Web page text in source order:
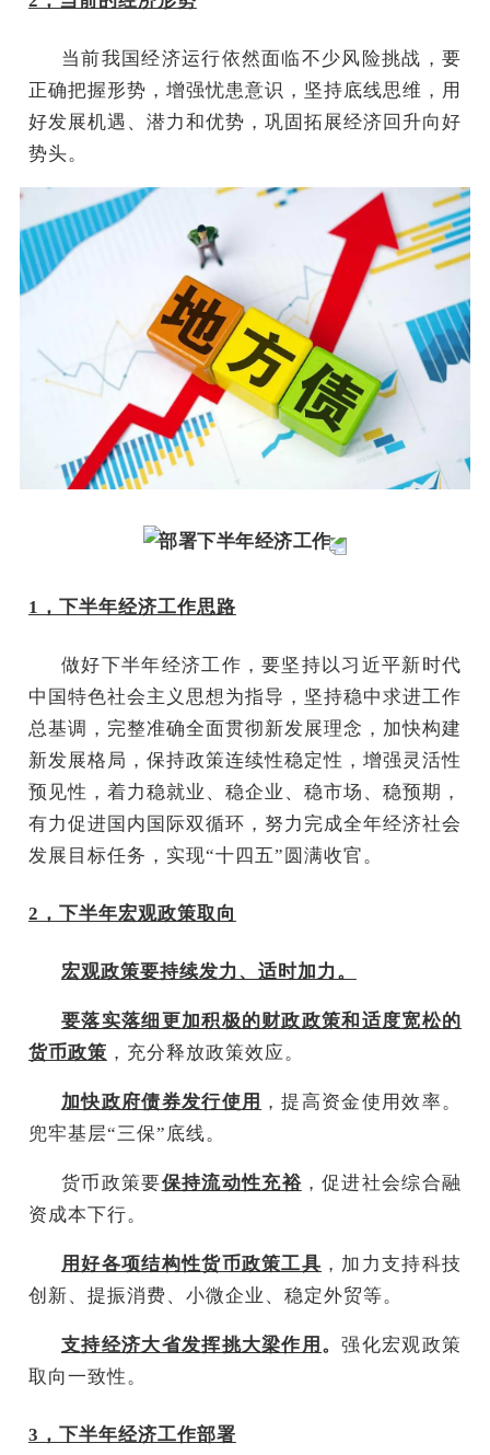
当前我国经济运行依然面临不少风险挑战，要
正确把握形势，增强忧患意识，坚持底线思维，用
好发展机遇、潜力和优势，巩固拓展经济回升向好
势头。
部署下半年经济工作
1，下半年经济工作思路
做好下半年经济工作，要坚持以习近平新时代
中国特色社会主义思想为指导，坚持稳中求进工作
总基调，完整准确全面贯彻新发展理念，加快构建
新发展格局，保持政策连续性稳定性，增强灵活性
预见性，着力稳就业、稳企业、稳市场、稳预期，
有力促进国内国际双循环，努力完成全年经济社会
发展目标任务，实现“十四五”圆满收官。
2，下半年宏观政策取向
宏观政策要持续发力、适时加力。
要落实落细更加积极的财政政策和适度宽松的
货币政策 ，充分释放政策效应。
加快政府债券发行使用 ，提高资金使用效率。
兜牢基层“三保”底线。
货币政策要保持流动性充裕，促进社会综合融
资成本下行。
用好各项结构性货币政策工具 ，加力支持科技
创新、提振消费、小微企业、稳定外贸等。
支持经济大省发挥挑大梁作用 。强化宏观政策
取向一致性。
3，下半年经济工作部署